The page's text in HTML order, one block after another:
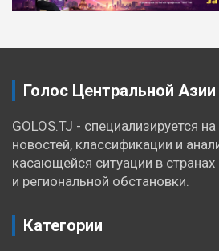
по
Голос Центральной Азии
GOLOS.TJ - специализируется
новостей, классификации и
касающейся ситуации в
и региональной обстановки.
Категории